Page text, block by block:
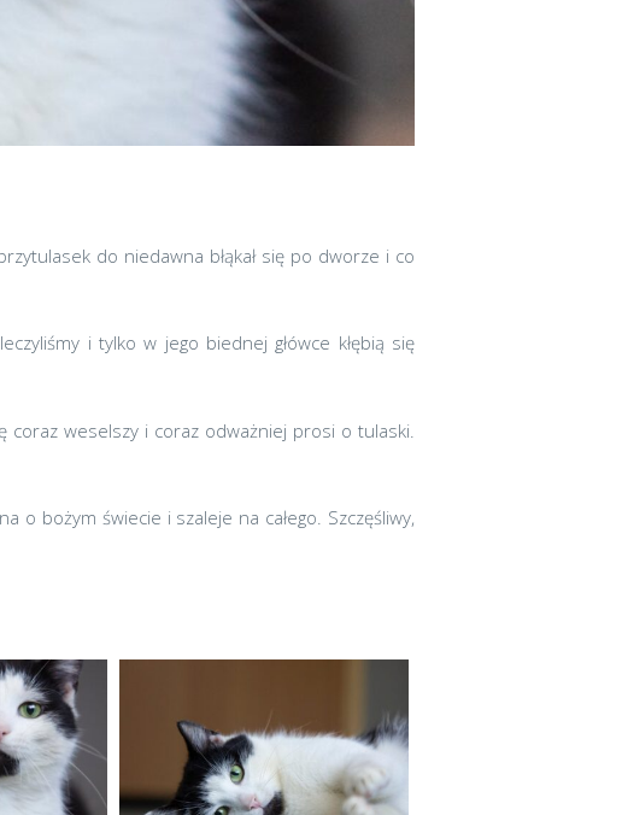
do niedawna błąkał się po dworze i co
i tylko w jego biednej główce kłębią się
weselszy i coraz odważniej prosi o tulaski.
bożym świecie i szaleje na całego. Szczęśliwy,